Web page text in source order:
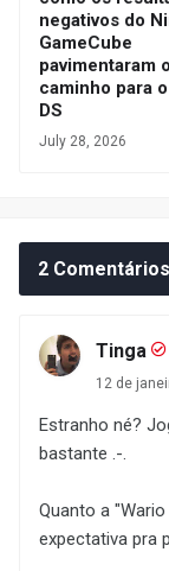
negativos do
GameCube
pavimentaram o
caminho para
DS
July 28, 2026
2 Comentários
Tinga
12 de
Estranho né?
bastante .-.
Quanto a
expectativa pra